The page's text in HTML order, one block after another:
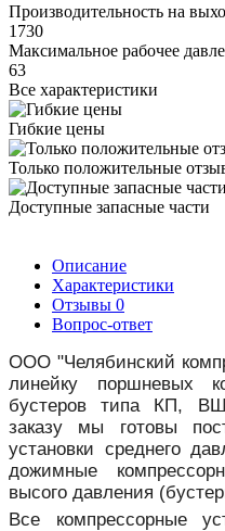
Производительность на
1730
Максимальное рабочее
63
Все характеристики
Гибкие цены
Только положительные
Доступные запасные части
Описание
Характеристики
Отзывы 0
Вопрос-ответ
ООО "Челябинский
линейку поршневых
бустеров типа КП,
заказу мы готовы
установки среднего
дожимные
высого давления
Все компрессорные